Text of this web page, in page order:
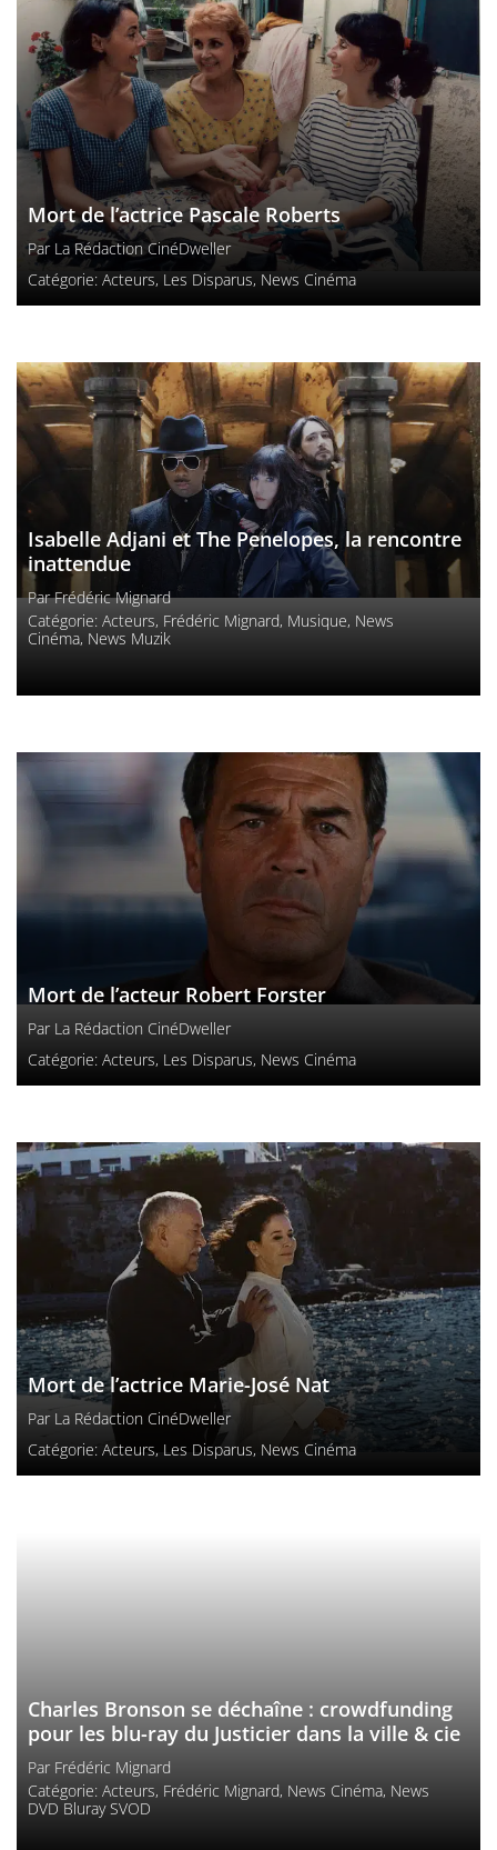
Mort de l’actrice Pascale Roberts
Par La Rédaction CinéDweller
Catégorie: Acteurs, Les Disparus, News Cinéma
Isabelle Adjani et The Penelopes, la rencontre
inattendue
ParFrédéric Mignard
Catégorie: Acteurs, Frédéric Mignard, Musique, News
Cinéma, News Muzik
Mort de l’acteur Robert Forster
Par La Rédaction CinéDweller
Catégorie: Acteurs, Les Disparus, News Cinéma
Mort de l’actrice Marie-José Nat
Par La Rédaction CinéDweller
Catégorie: Acteurs, Les Disparus, News Cinéma
Charles Bronson se déchaîne : crowdfunding
pour les blu-ray du Justicier dans la ville & cie
Par Frédéric Mignard
Catégorie: Acteurs, Frédéric Mignard, News Cinéma, News
DVD Bluray SVOD